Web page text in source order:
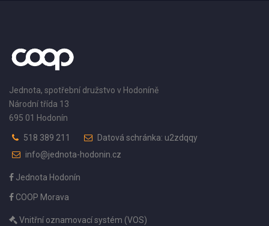
Jednota, spotřební družstvo v Hodoníně
Národní třída 13
695 01 Hodonín
518 389 211
Datová schránka: u2zdqqy
info@jednota-hodonin.cz
Jednota Hodonín
COOP Morava
Vnitřní oznamovací systém (VOS)